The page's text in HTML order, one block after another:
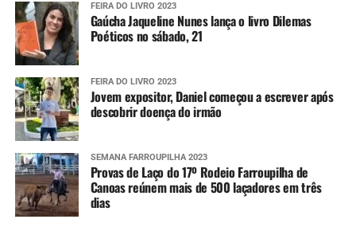
FEIRA DO LIVRO 2023
Gaúcha Jaqueline Nunes lança o livro Dilemas
Poéticos no sábado, 21
FEIRA DO LIVRO 2023
Jovem expositor, Daniel começou a escrever após
descobrir doença do irmão
SEMANA FARROUPILHA 2023
Provas de Laço do 17º Rodeio Farroupilha de
Canoas reúnem mais de 500 laçadores em três
dias